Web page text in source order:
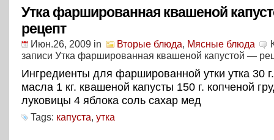
Утка фаршированная квашеной
рецепт
Июн.26, 2009 in Вторые блюда, Мясные блюда
записи Утка фаршированная квашеной капустой —
Ингредиенты для фаршированной утки утка 30
масла 1 кг. квашеной капусты 150 г. копченой
луковицы 4 яблока соль сахар мед
Tags: капуста, утка